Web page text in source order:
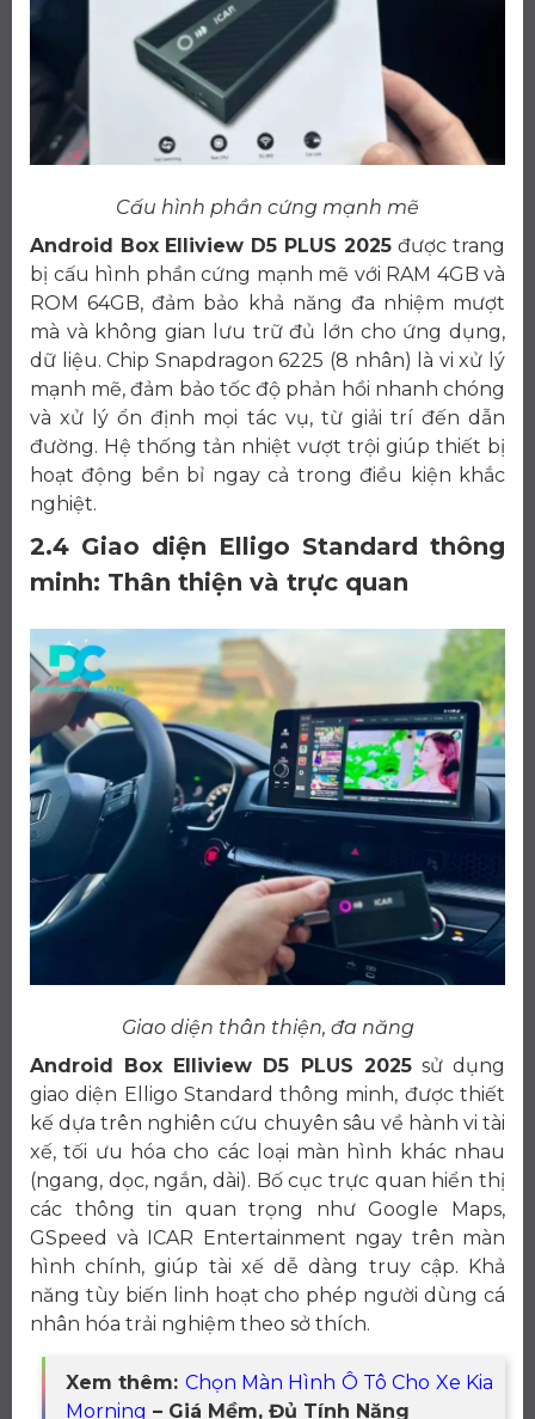
Cấu hình phần cứng mạnh mẽ
Android Box Elliview D5 PLUS 2025được trang
bị cấu hình phần cứng mạnh mẽ với RAM 4GB và
ROM 64GB, đảm bảo khả năng đa nhiệm mượt
mà và không gian lưu trữ đủ lớn cho ứng dụng,
dữ liệu. Chip Snapdragon 6225 (8 nhân) là vi xử lý
mạnh mẽ, đảm bảo tốc độ phản hồi nhanh chóng
và xử lý ổn định mọi tác vụ, từ giải trí đến dẫn
đường. Hệ thống tản nhiệt vượt trội giúp thiết bị
hoạt động bền bỉ ngay cả trong điều kiện khắc
nghiệt.
2.4 Giao diện Elligo Standard thông
minh: Thân thiện và trực quan
Giao diện thân thiện, đa năng
Android Box Elliview D5 PLUS 2025sử dụng
giao diện Elligo Standard thông minh, được thiết
kế dựa trên nghiên cứu chuyên sâu về hành vi tài
xế, tối ưu hóa cho các loại màn hình khác nhau
(ngang, dọc, ngắn, dài). Bố cục trực quan hiển thị
các thông tin quan trọng như Google Maps,
GSpeed và ICAR Entertainment ngay trên màn
hình chính, giúp tài xế dễ dàng truy cập. Khả
năng tùy biến linh hoạt cho phép người dùng cá
nhân hóa trải nghiệm theo sở thích.
Xem thêm: Chọn Màn Hình Ô Tô Cho Xe Kia
Morning – Giá Mềm, Đủ Tính Năng